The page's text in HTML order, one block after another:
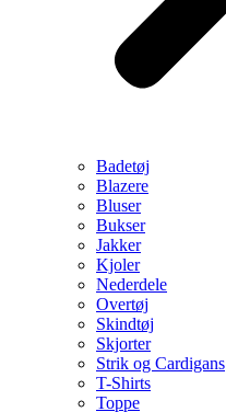
Badetøj
Blazere
Bluser
Bukser
Jakker
Kjoler
Nederdele
Overtøj
Skindtøj
Skjorter
Strik og Cardigans
T-Shirts
Toppe